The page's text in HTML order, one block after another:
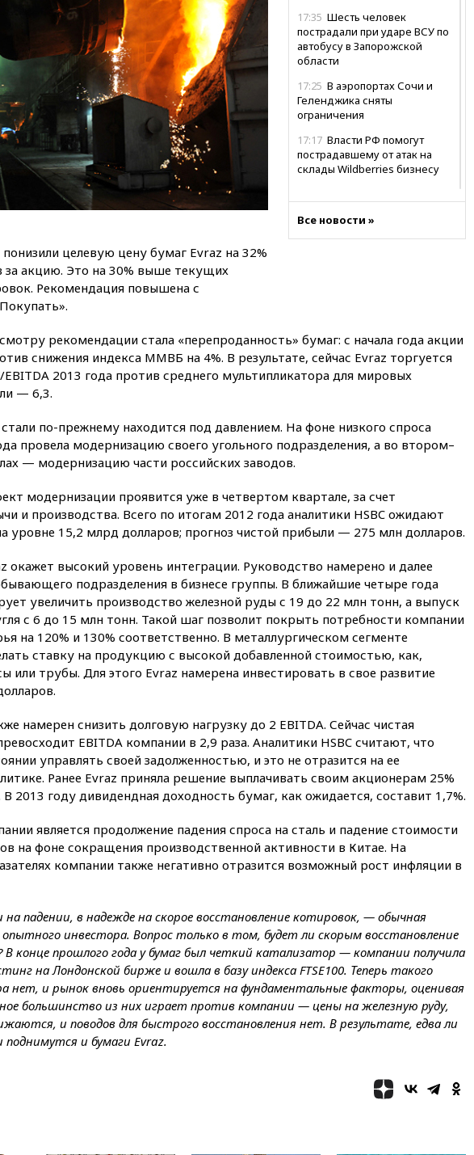
17:35 Шесть человек
пострадали при ударе ВСУ по
автобусу в Запорожской
области
17:25 В аэропортах Сочи и
Геленджика сняты
ограничения
17:17 Власти РФ помогут
пострадавшему от атак на
склады Wildberries бизнесу
условно
16:16The Guardian: ученые
США создали
гипоаллергенных собак
15:35 Два человека погибли
при атаках дронов ВСУ в
зафиксирована вспышка
сальмонеллеза
размере €800 млрд
14:49 Пентагон озаботился
критикой Трампа по поводу
дефицита боеприпасов
14:40 В Германии задержан
оборонном предприятии
снижении цен на авиабилеты
в России
14:19Масштабный сбой
произошел в рунете
14:14 «Ведомости»: Озон банк
санкций
13:58 Медведев назвал
Японию вассалом США
новый тоннель зеленой ветки
метро
13:38 В эфире «Радиостанции
Судного дня» прозвучали три
сообщения
13:29Восемь человек
пострадали при наезде
автомобиля на толпу в Омске
СК возбудил дело по
Все новости »
понизили целевую цену бумаг Evraz на 32%
за акцию. Это на 30% выше текущих
Рекомендация повышена с
рекомендации стала «перепроданность» бумаг: с начала года акции
снижения индекса ММВБ на 4%. В результате, сейчас Evraz торгуется
EBITDA 2013 года против среднего мультипликатора для мировых
— 6,3.
по-прежнему находится под давлением. На фоне низкого спроса
провела модернизацию своего угольного подразделения, а во втором–
— модернизацию части российских заводов.
модернизации проявится уже в четвертом квартале, за счет
и производства. Всего по итогам 2012 года аналитики HSBC ожидают
уровне 15,2 млрд долларов; прогноз чистой прибыли — 275 млн долларов.
окажет высокий уровень интеграции. Руководство намерено и далее
подразделения в бизнесе группы. В ближайшие четыре года
увеличить производство железной руды с 19 до 22 млн тонн, а выпуск
с 6 до 15 млн тонн. Такой шаг позволит покрыть потребности компании
на 120% и 130% соответственно. В металлургическом сегменте
ставку на продукцию с высокой добавленной стоимостью, как,
или трубы. Для этого Evraz намерена инвестировать в свое развитие
намерен снизить долговую нагрузку до 2 EBITDA. Сейчас чистая
EBITDA компании в 2,9 раза. Аналитики HSBC считают, что
управлять своей задолженностью, и это не отразится на ее
Ранее Evraz приняла решение выплачивать своим акционерам 25%
2013 году дивидендная доходность бумаг, как ожидается, составит 1,7%.
является продолжение падения спроса на сталь и падение стоимости
на фоне сокращения производственной активности в Китае. На
компании также негативно отразится возможный рост инфляции в
на падении, в надежде на скорое восстановление котировок, — обычная
инвестора. Вопрос только в том, будет ли скорым восстановление
В конце прошлого года у бумаг был четкий катализатор — компании получила
на Лондонской бирже и вошла в базу индекса FTSE100. Теперь такого
нет, и рынок вновь ориентируется на фундаментальные факторы, оценивая
большинство из них играет против компании — цены на железную руду,
и поводов для быстрого восстановления нет. В результате, едва ли
поднимутся и бумаги Evraz.